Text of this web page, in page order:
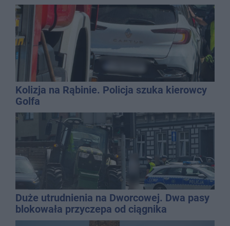
Kolizja na Rąbinie. Policja szuka kierowcy
Golfa
Duże utrudnienia na Dworcowej. Dwa pasy
blokowała przyczepa od ciągnika